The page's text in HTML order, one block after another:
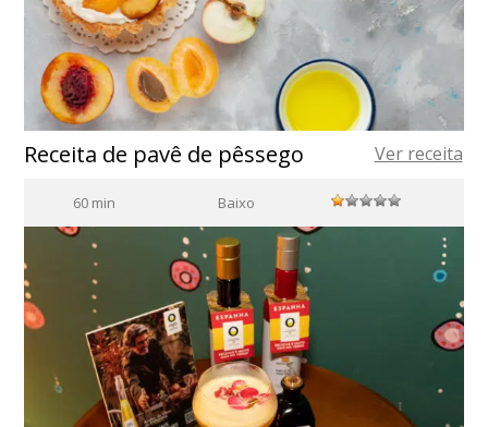
Receita de pavê de pêssego Ver receita
60 min Baixo